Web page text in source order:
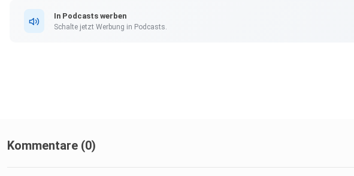
In Podcasts werben
Schalte jetzt Werbung in Podcasts.
Kommentare (0)